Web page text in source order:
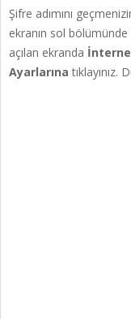
Şifre adımını
ekranın sol bölümünde
açılan ekranda
Ayarlarına tıklayınız.